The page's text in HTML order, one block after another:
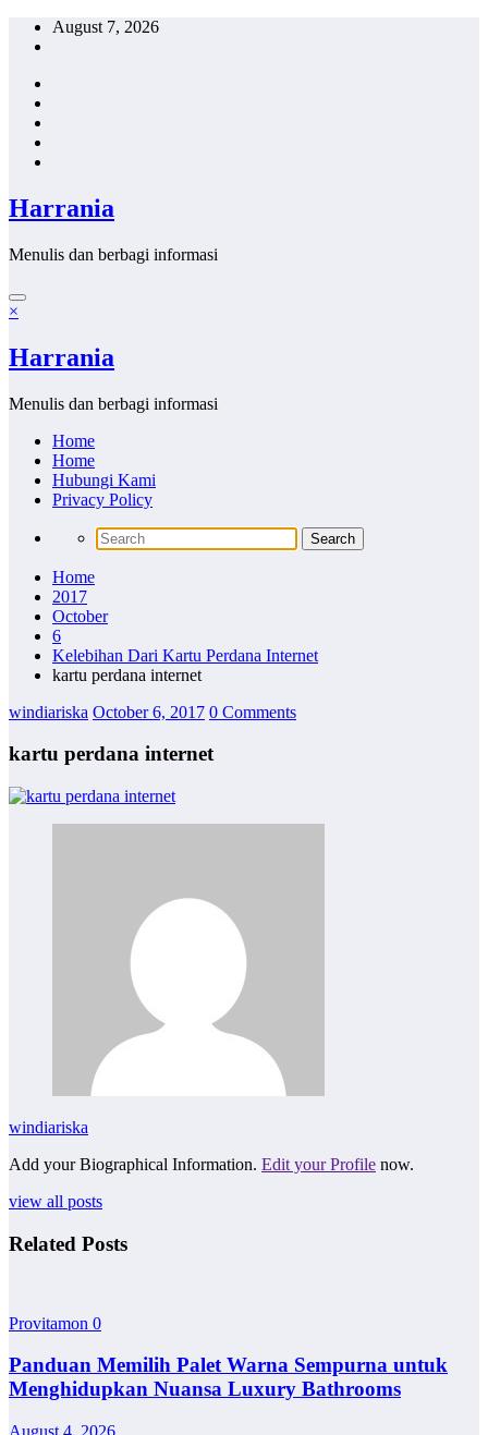
Skip
August 7, 2026
Harrania
Menulis dan berbagi informasi
×
Harrania
Menulis dan berbagi informasi
Home
Home
Hubungi Kami
Privacy Policy
Home
2017
October
6
Kelebihan Dari Kartu Perdana Internet
kartu perdana internet
windiariska October 6, 2017 0 Comments
kartu perdana internet
windiariska
Add your Biographical Information. Edit your Profile now.
view all posts
Related Posts
Provitamon 0
Panduan Memilih Palet Warna Sempurna untuk
Menghidupkan Nuansa Luxury Bathrooms
August 4, 2026